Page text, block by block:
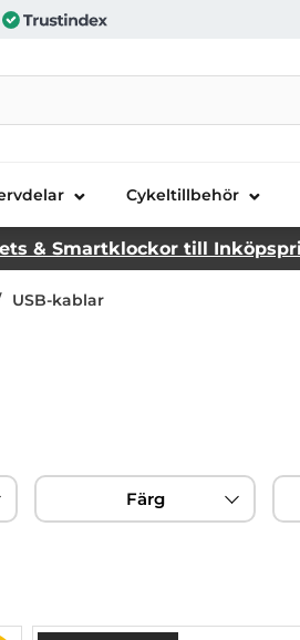
Cykeltillbehör
& Smartklockor till
USB-kablar
Färg